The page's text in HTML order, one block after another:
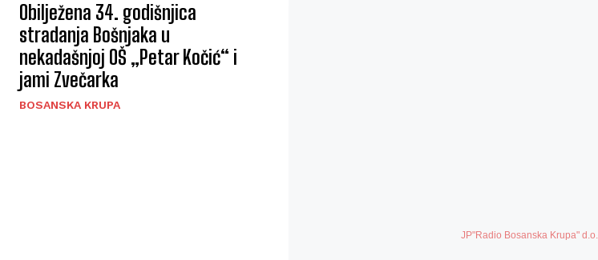
Obilježena 34. godišnjica
stradanja Bošnjaka u
nekadašnjoj OŠ „Petar Kočić“ i
jami Zvečarka
BOSANSKA KRUPA
JP"Radio Bosanska Krupa"